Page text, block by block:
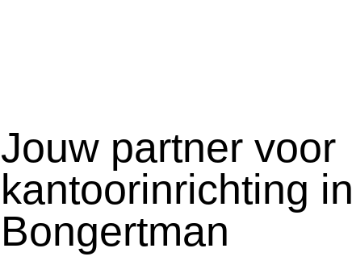
Jouw partner voor
kantoorinrichting in
Bongertman